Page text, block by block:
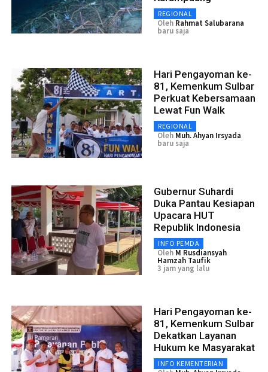
REGIONAL
Oleh Rahmat Salubarana
baru saja
Hari Pengayoman ke-
81, Kemenkum Sulbar
Perkuat Kebersamaan
Lewat Fun Walk
REGIONAL
Oleh Muh. Ahyan Irsyada
baru saja
Gubernur Suhardi
Duka Pantau Kesiapan
Upacara HUT
Republik Indonesia
INFO PEMDA
Oleh M Rusdiansyah
Hamzah Taufik
3 jam yang lalu
Hari Pengayoman ke-
81, Kemenkum Sulbar
Dekatkan Layanan
Hukum ke Masyarakat
INFO KEMENTERIAN